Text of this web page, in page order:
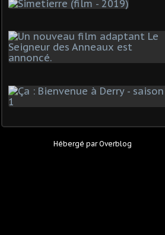
Hébergé parOverblog